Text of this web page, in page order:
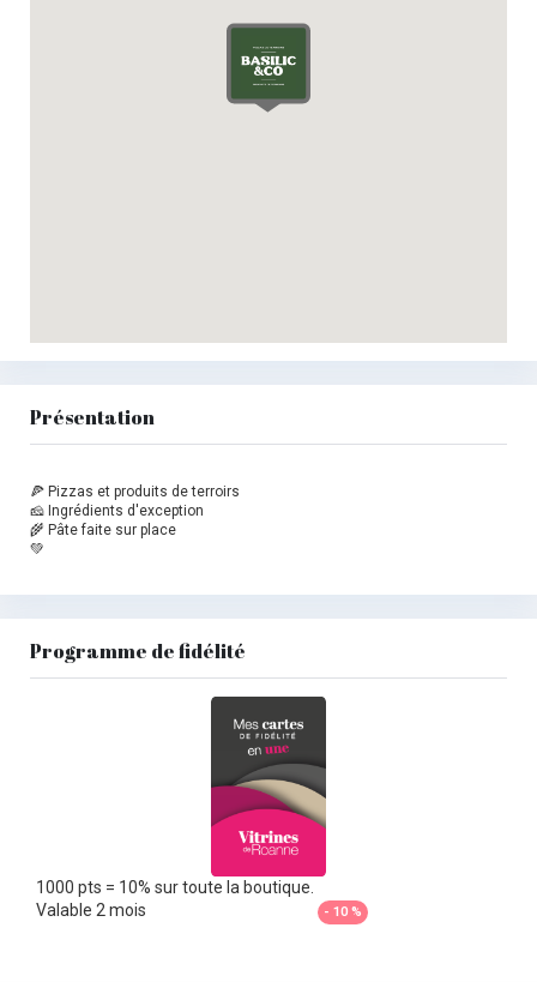
Présentation
🍕 Pizzas et produits de terroirs
🧀 Ingrédients d'exception
🌾 Pâte faite sur place
💚
Programme de fidélité
1000 pts = 10% sur toute la boutique.
Valable 2 mois
- 10 %